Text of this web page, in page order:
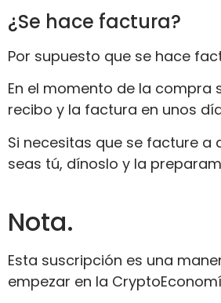
¿Se hace factura?
Por supuesto que se hace
En el momento de la compra
recibo y la factura en unos
Si necesitas que se facture a
seas tú, dínoslo y la
Nota.
Esta suscripción es una
empezar en la